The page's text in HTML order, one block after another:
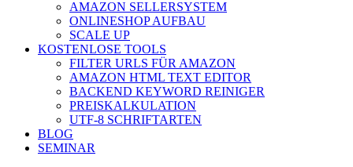
AMAZON SELLERSYSTEM
ONLINESHOP AUFBAU
SCALE UP
KOSTENLOSE TOOLS
FILTER URLS FÜR AMAZON
AMAZON HTML TEXT EDITOR
BACKEND KEYWORD REINIGER
PREISKALKULATION
UTF-8 SCHRIFTARTEN
BLOG
SEMINAR